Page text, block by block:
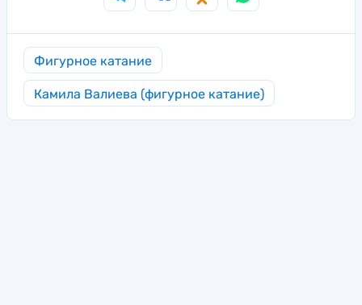
Фигурное катание
Камила Валиева (фигурное катание)